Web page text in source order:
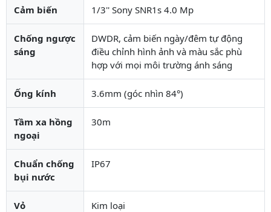
Cảm biến 1/3'' Sony SNR1s 4.0 Mp
Chống ngược
sáng
DWDR, cảm biến ngày/đêm tự động
điều chỉnh hình ảnh và màu sắc phù
hợp với mọi môi trường ánh sáng
Ống kính 3.6mm (góc nhìn 84°)
Tầm xa hồng
ngoại
30m
Chuẩn chống
bụi nước
IP67
Vỏ Kim loại